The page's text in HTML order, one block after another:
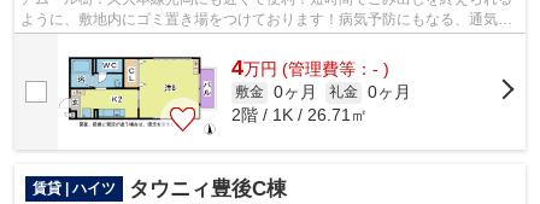
ように、敷地内にゴミ置き場をつけております！病気予防にもなる、通気性
の良い快適なハイツです！ハイツの周...
4万円 (管理費等：- )
敷金 0ヶ月 礼金 0ヶ月
2階 / 1K / 26.71㎡
賃貸 | ハイツ タウニィ豊後C棟